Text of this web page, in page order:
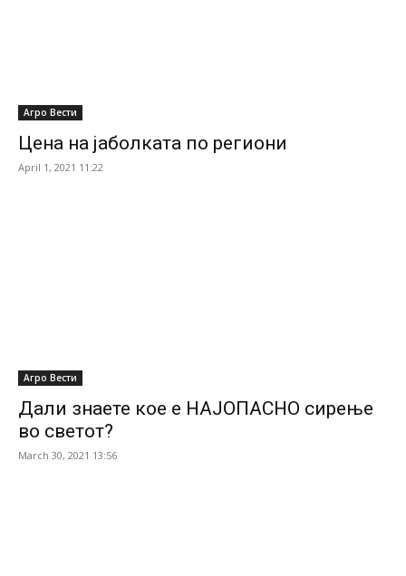
Агро Вести
Цена на јаболката по региони
April 1, 2021 11:22
Агро Вести
Дали знаете кое е НАЈОПАСНО сирење
во светот?
March 30, 2021 13:56